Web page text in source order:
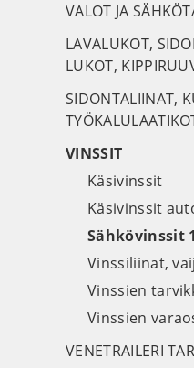
VALOT JA
LAVALUKOT,
LUKOT,
SIDONTALIINAT,
VINSSIT
Käsivinssit
Käsivinssit
Sähkövinssit
Vinssiliinat,
Vinssien
Vinssien
VENETRAILERI